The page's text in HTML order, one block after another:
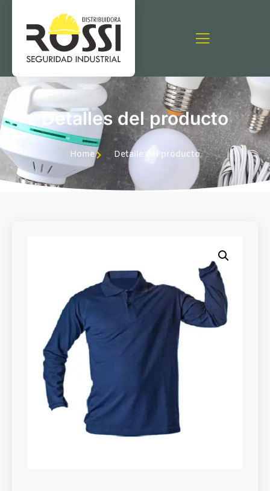
Detalles del producto
Home Detalle del producto